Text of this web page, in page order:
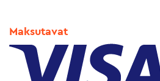
Maksutavat